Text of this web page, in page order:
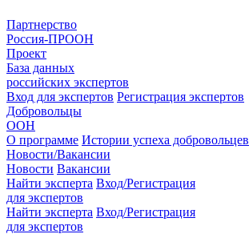
Партнерство
Россия-ПРООН
Проект
База данных
российских экспертов
Вход для экспертов Регистрация экспертов
Добровольцы
ООН
О программе Истории успеха добровольцев
Новости/Вакансии
Новости Вакансии
Найти эксперта Вход/Регистрация
для экспертов
Найти эксперта Вход/Регистрация
для экспертов